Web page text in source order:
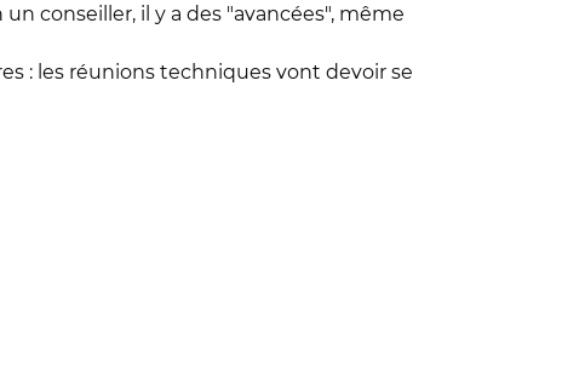
conseiller, il y a des "avancées", même
: les réunions techniques vont devoir se